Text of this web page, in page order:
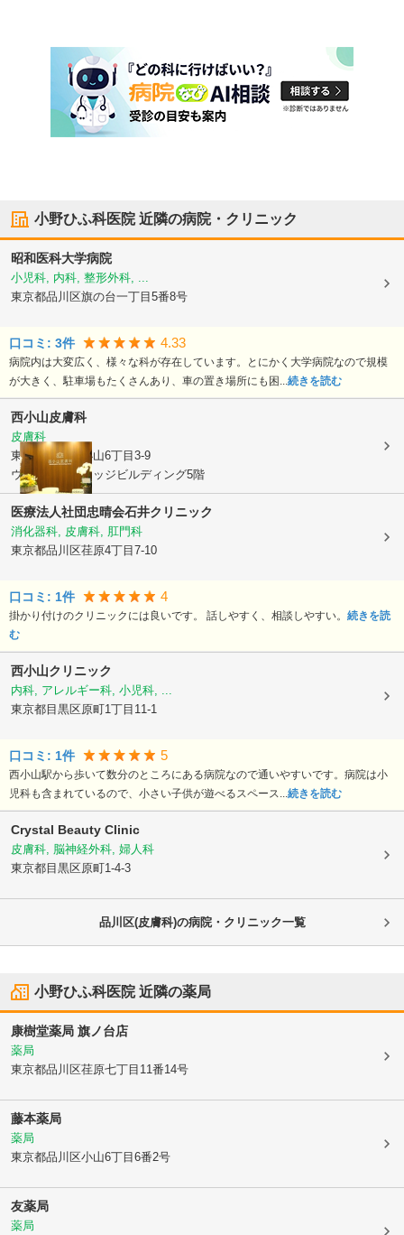
小野ひふ科医院近隣の病院・クリニック
昭和医科大学病院
小児科, 内科, 整形外科, ...
東京都品川区旗の台一丁目5番8号
口コミ: 3件 4.33
病院内は大変広く、様々な科が存在しています。とにかく大学病院なので規模
が大きく、駐車場もたくさんあり、車の置き場所にも困...続きを読む
西小山皮膚科
皮膚科
東京都品川区小山6丁目3-9
ウェストヴィレッジビルディング5階
医療法人社団忠晴会石井クリニック
消化器科, 皮膚科, 肛門科
東京都品川区荏原4丁目7-10
口コミ: 1件 4
掛かり付けのクリニックには良いです。 話しやすく、相談しやすい。 続きを読
む
西小山クリニック
内科, アレルギー科, 小児科, ...
東京都目黒区 原町1丁目11-1
口コミ: 1件 5
西小山駅から歩いて数分のところにある病院なので通いやすいです。病院は小
児科も含まれているので、小さい子供が遊べるスペース...続きを読む
Crystal Beauty Clinic
皮膚科, 脳神経外科, 婦人科
東京都目黒区 原町1-4-3
品川区(皮膚科)の病院・クリニック一覧
小野ひふ科医院近隣の薬局
康樹堂薬局 旗ノ台店
薬局
東京都品川区荏原七丁目11番14号
藤本薬局
薬局
東京都品川区小山6丁目6番2号
友薬局
薬局